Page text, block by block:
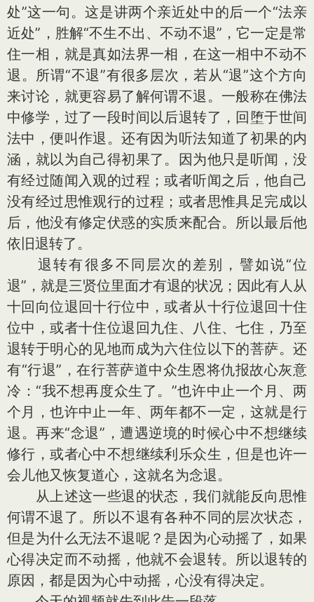
处”这一句。这是讲两个亲近处中的后一个“法亲
近处”，胜解“不生不出、不动不退”，它一定是常
住一相，就是真如法界一相，在这一相中不动不
退。所谓“不退”有很多层次，若从“退”这个方向
来讨论，就更容易了解何谓不退。一般称在佛法
中修学，过了一段时间以后退转了，回堕于世间
法中，便叫作退。还有因为听法知道了初果的内
涵，就以为自己得初果了。因为他只是听闻，没
有经过随闻入观的过程；或者听闻之后，他自己
没有经过思惟观行的过程；或者思惟具足完成以
后，他没有修定伏惑的实质来配合。所以最后他
依旧退转了。
退转有很多不同层次的差别，譬如说“位
退”，就是三贤位里面才有退的状况；因此有人从
十回向位退回十行位中，或者从十行位退回十住
位中，或者十住位退回九住、八住、七住，乃至
退转于明心的见地而成为六住位以下的菩萨。还
有“行退”，在行菩萨道中众生恩将仇报故心灰意
冷：“我不想再度众生了。”也许中止一个月、两
个月，也许中止一年、两年都不一定，这就是行
退。再来“念退”，遭遇逆境的时候心中不想继续
修行，或者心中不想继续利乐众生，但是也许一
会儿他又恢复道心，这就名为念退。
从上述这一些退的状态，我们就能反向思惟
何谓不退了。所以不退有各种不同的层次状态，
但是为什么无法不退呢？是因为心动摇了，如果
心得决定而不动摇，他就不会退转。所以退转的
原因，都是因为心中动摇，心没有得决定。